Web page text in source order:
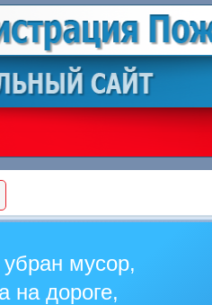
мусор,
на дороге,